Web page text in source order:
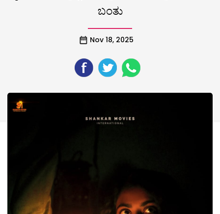
ಬಂತು
Nov 18, 2025